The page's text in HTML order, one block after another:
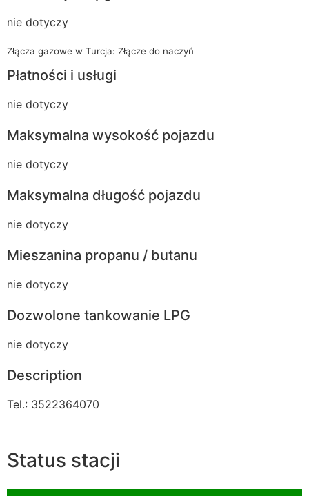
nie dotyczy
Złącza gazowe w Turcja: Złącze do naczyń
Płatności i usługi
nie dotyczy
Maksymalna wysokość pojazdu
nie dotyczy
Maksymalna długość pojazdu
nie dotyczy
Mieszanina propanu / butanu
nie dotyczy
Dozwolone tankowanie LPG
nie dotyczy
Description
Tel.: 3522364070
Status stacji